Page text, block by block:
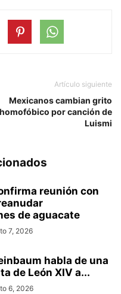
Artículo siguiente
Mexicanos cambian grito
homofóbico por canción de
Luismi
reunión con
de aguacate
7, 2026
habla de una
de León XIV a...
6, 2026